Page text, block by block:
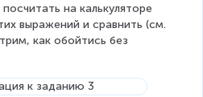
r
t
{
}
t
{
}
на калькуляторе
выражений и сравнить (см.
как обойтись без